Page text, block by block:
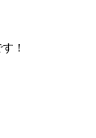
！